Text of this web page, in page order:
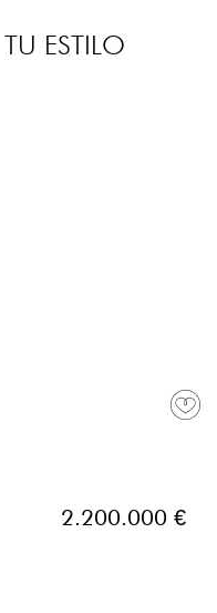
ESTILO
2.200.000 €